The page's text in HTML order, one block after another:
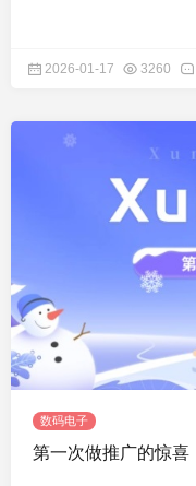
2026-01-17 3260
数码电子
第一次做推广的惊喜